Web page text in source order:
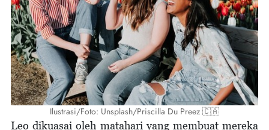
Ilustrasi/Foto: Unsplash/Priscilla Du Preez 🇨🇦
Leo dikuasai oleh matahari yang membuat mereka